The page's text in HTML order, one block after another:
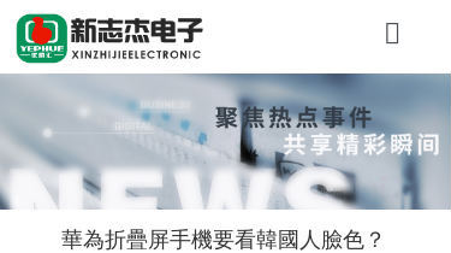
關於
產（
華為折疊屏手機要看韓國人臉色？